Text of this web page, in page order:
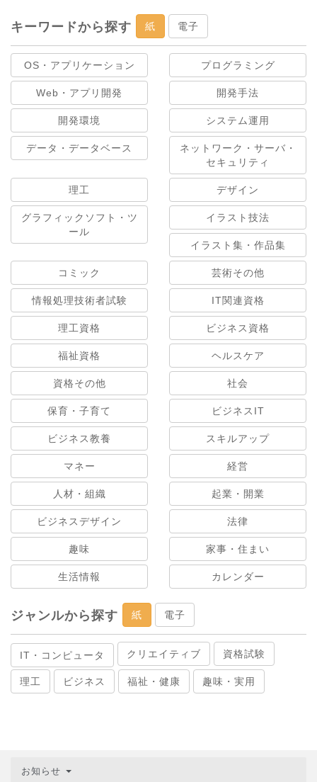
キーワードから探す 紙 電子
OS・アプリケーション プログラミング
Web・アプリ開発 開発手法
開発環境 システム運用
データ・データベース
ネットワーク・サーバ・
セキュリティ
理工 デザイン
グラフィックソフト・ツ
ール
イラスト技法
イラスト集・作品集
コミック 芸術その他
情報処理技術者試験 IT関連資格
理工資格 ビジネス資格
福祉資格 ヘルスケア
資格その他 社会
保育・子育て ビジネスIT
ビジネス教養 スキルアップ
マネー 経営
人材・組織 起業・開業
ビジネスデザイン 法律
趣味 家事・住まい
生活情報 カレンダー
ジャンルから探す 紙 電子
IT・コンピュータ クリエイティブ 資格試験
理工 ビジネス 福祉・健康 趣味・実用
お知らせ